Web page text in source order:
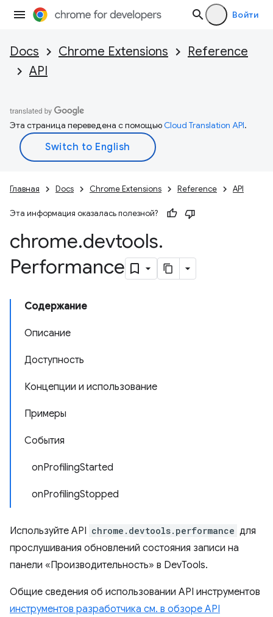
Войти
Docs Chrome Extensions
Reference
API
Эта страница переведена с помощьюCloud Translation API.
Главная Docs Chrome Extensions Reference API
Эта информация оказалась полезной?
chrome.devtools.
Performance
Содержание
Описание
Доступность
Концепции и использование
Примеры
События
onProfilingStarted
onProfilingStopped
Используйте API chrome.devtools.performance для
прослушивания обновлений состояния записи на
панели «Производительность» в DevTools.
Общие сведения об использовании API инструментов
инструментов разработчика см. в обзоре API